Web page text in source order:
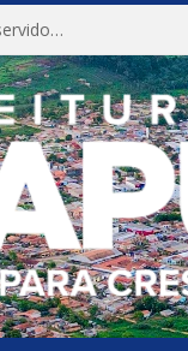
CONVITE A Prefeitura Municipal de Anapu convida todos os servidores públicos municipais para participarem da Audiência Pública de discussão da Lei de Diretrizes Orçamentárias (LDO), importante instrumento de planejamento das ações e investimentos da Administração Pública para o próximo exercício financeiro.